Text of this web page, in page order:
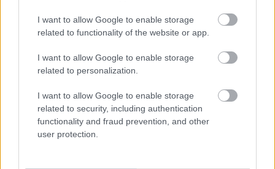
I want to allow Google to enable storage
related to functionality of the website or app.
I want to allow Google to enable storage
related to personalization.
I want to allow Google to enable storage
related to security, including authentication
functionality and fraud prevention, and other
user protection.
Rochie mireasa Couture
, pret: 350 euro
Impression Bridal,
Mariaj, pret: 300 euro
Rochiile de mireasa de inchiriat in stil sirena
Daca modelele de rochii de mireasa pentru inchiriat